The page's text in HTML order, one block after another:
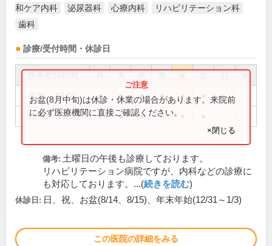
和ケア内科
泌尿器科 心療内科
リハビリテーション科
歯科
診療/受付時間・休診日
祝
8:30～12:00 ● ● ● ● ●
13:30～17:00 ● ● ● ●
お盆(8月中旬)は休診・休業の場合があります。来院前
に必ず医療機関に直接ご確認ください。
×閉じる
備考: 土曜日の午後も診療しております。
リハビリテーション病院ですが、内科などの診療に
も対応しております。...(続きを読む)
休診日: 日、祝、お盆(8/14、8/15)、年末年始(12/31～1/3)
この医院の詳細をみる